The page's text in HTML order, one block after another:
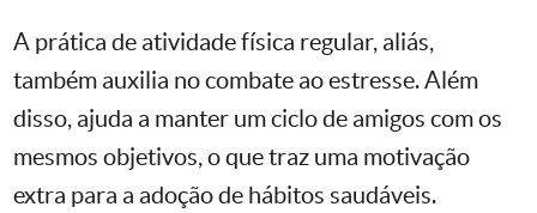
A prática de atividade física regular, aliás,
também auxilia no combate ao estresse. Além
disso, ajuda a manter um ciclo de amigos com os
mesmos objetivos, o que traz uma motivação
extra para a adoção de hábitos saudáveis.